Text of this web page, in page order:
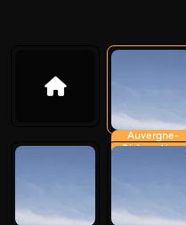
Auvergne-
Rhône-Alpes